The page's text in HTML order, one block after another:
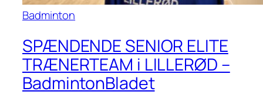
Badminton
SPÆNDENDE SENIOR ELITE
TRÆNERTEAM i LILLERØD –
BadmintonBladet